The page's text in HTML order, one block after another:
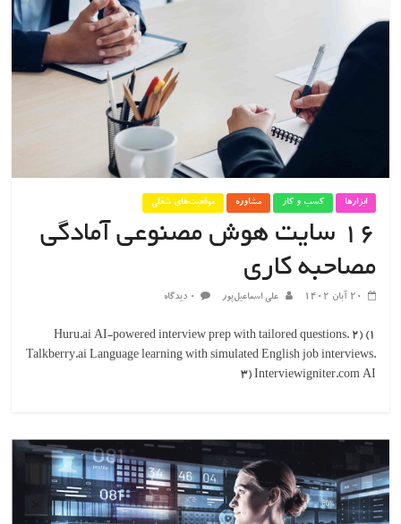
ابزارها کسب و کار مشاوره موقعیت‌های شغلی
۱۶ سایت هوش مصنوعی آمادگی
مصاحبه کاری
۲۰ آبان ۱۴۰۲ علی اسماعیل‌پور ۰ دیدگاه
1) Huru.ai AI-powered interview prep with tailored questions. 2)
Talkberry.ai Language learning with simulated English job interviews.
3) Interviewigniter.com AI